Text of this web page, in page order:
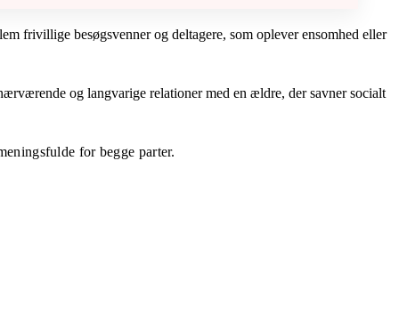
frivillige besøgsvenner og deltagere, som oplever ensomhed eller
og langvarige relationer med en ældre, der savner socialt
for begge parter.